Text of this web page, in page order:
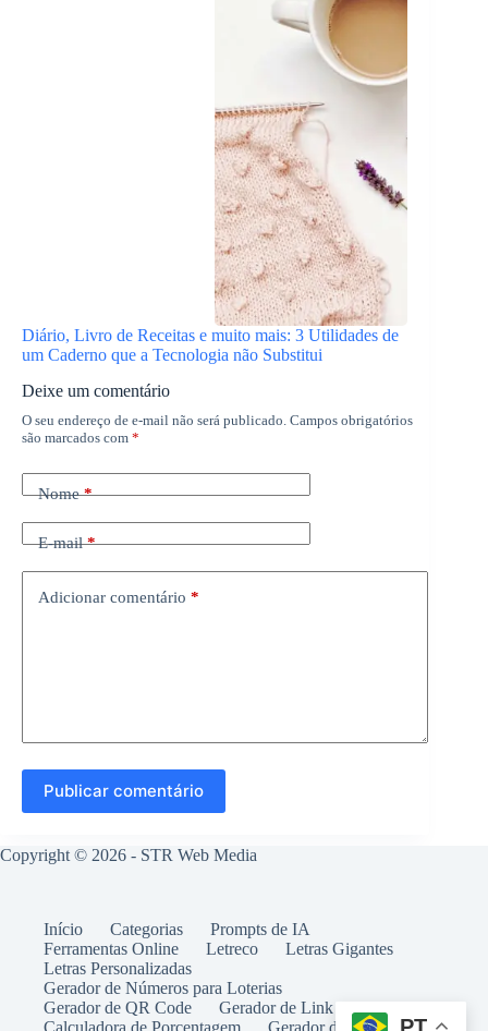
Diário, Livro de Receitas e muito mais: 3 Utilidades de
um Caderno que a Tecnologia não Substitui
Deixe um comentário
O seu endereço de e-mail não será publicado. Campos obrigatórios
são marcados com *
Nome*
E-mail*
Adicionar comentário *
Publicar comentário
Copyright © 2026 - STR Web Media
Início Categorias
Prompts de IA
Ferramentas Online
Letreco
Letras Gigantes
Letras Personalizadas
Gerador de Números para Loterias
Gerador de QR Code
Gerador de Link WhatsApp
Calculadora de Porcentagem
Gerador de Tablatura